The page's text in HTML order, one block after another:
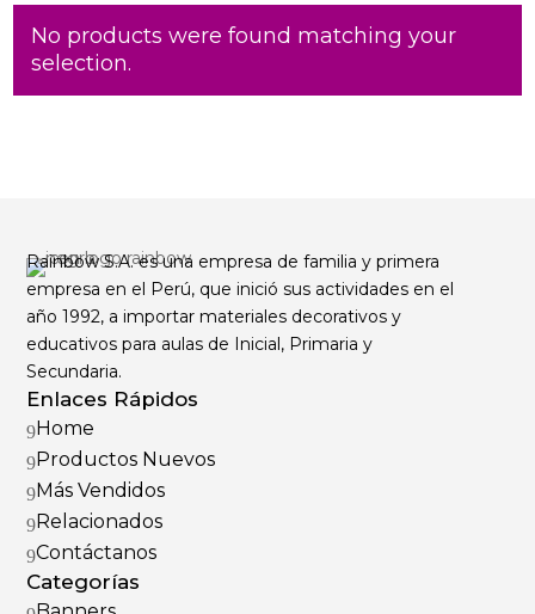
No products were found matching your
selection.
Rainbow S.A. es una empresa de familia y primera
empresa en el Perú, que inició sus actividades en el
año 1992, a importar materiales decorativos y
educativos para aulas de Inicial, Primaria y
Secundaria.
Enlaces Rápidos
9Home
9Productos Nuevos
9Más Vendidos
9Relacionados
9Contáctanos
Categorías